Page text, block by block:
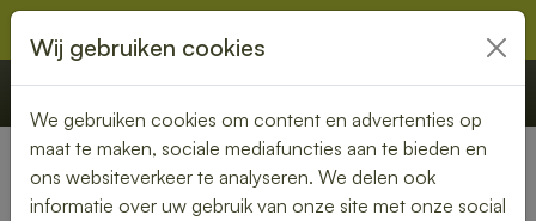
€ 0,00 Offerte Bestellen
Nederland»Noord-Holland» Volendam
Wij gebruiken cookies
We gebruiken cookies om content en advertenties op
maat te maken, sociale mediafuncties aan te bieden en
ons websiteverkeer te analyseren. We delen ook
informatie over uw gebruik van onze site met onze social